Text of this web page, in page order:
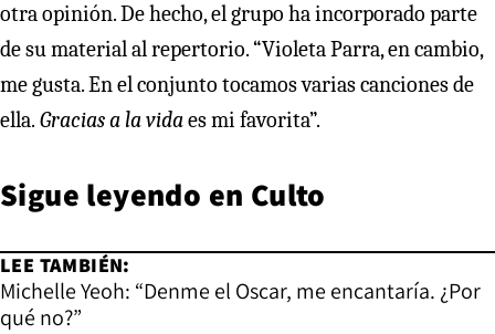
otra opinión. De hecho, el grupo ha incorporado parte
de su material al repertorio. “Violeta Parra, en cambio,
me gusta. En el conjunto tocamos varias canciones de
ella. Gracias a la vidaes mi favorita”.
Sigue leyendo en Culto
LEE TAMBIÉN:
Michelle Yeoh: “Denme el Oscar, me encantaría. ¿Por
qué no?”